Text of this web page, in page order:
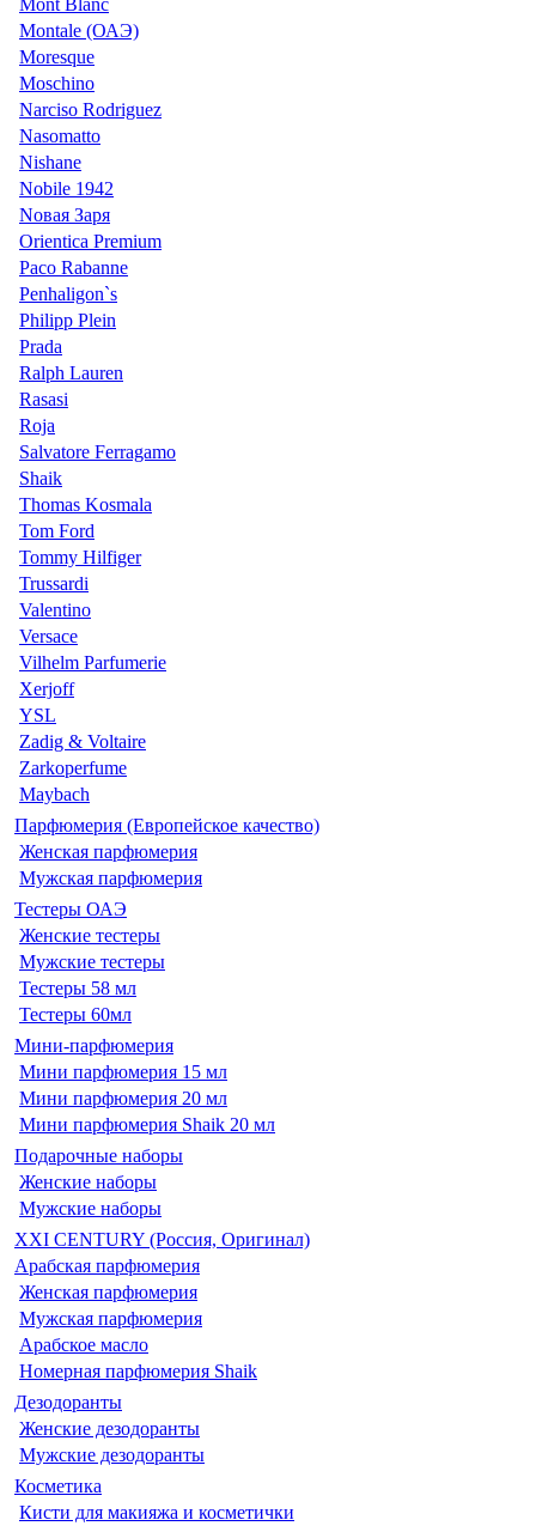
Montale (ОАЭ)
Moresque
Moschino
Narciso Rodriguez
Nasomatto
Nishane
Nobile 1942
Nовая Заря
Orientica Premium
Paco Rabanne
Penhaligon`s
Philipp Plein
Prada
Ralph Lauren
Rasasi
Roja
Salvatore Ferragamo
Shaik
Thomas Kosmala
Tom Ford
Tommy Hilfiger
Trussardi
Valentino
Versace
Vilhelm Parfumerie
Xerjoff
YSL
Zadig & Voltaire
Zarkoperfume
Maybach
Парфюмерия (Европейское качество)
Женская парфюмерия
Мужская парфюмерия
Тестеры ОАЭ
Женские тестеры
Мужские тестеры
Тестеры 58 мл
Тестеры 60мл
Мини-парфюмерия
Мини парфюмерия 15 мл
Мини парфюмерия 20 мл
Мини парфюмерия Shaik 20 мл
Подарочные наборы
Женские наборы
Мужские наборы
XXI CENTURY (Россия, Оригинал)
Арабская парфюмерия
Женская парфюмерия
Мужская парфюмерия
Арабское масло
Номерная парфюмерия Shaik
Дезодоранты
Женские дезодоранты
Мужские дезодоранты
Косметика
Кисти для макияжа и косметички